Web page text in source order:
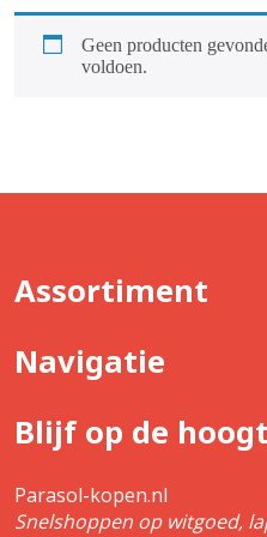
Geen producten
voldoen.
Assortiment
Navigatie
Blijf op de
Parasol-kopen.nl
Snelshoppen op witgoed,